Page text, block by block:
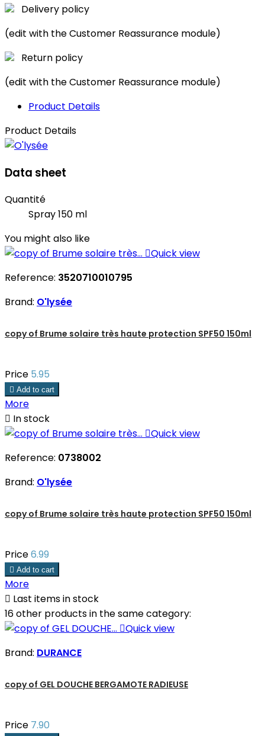
Delivery policy
(edit with the Customer Reassurance module)
Return policy
(edit with the Customer Reassurance module)
Product Details
Product Details
Data sheet
Quantité
Spray 150 ml
You might also like
Quick view
Reference: 3520710010795
Brand: O'lysée
copy of Brume solaire très haute protection SPF50 150ml
Price 5.95
 Add to cart
More
 In stock
Quick view
Reference: 0738002
Brand: O'lysée
copy of Brume solaire très haute protection SPF50 150ml
Price6.99
 Add to cart
More
 Last items in stock
16 other products in the same category:
Quick view
Brand: DURANCE
copy of GEL DOUCHE BERGAMOTE RADIEUSE
Price 7.90